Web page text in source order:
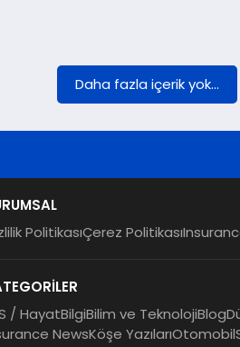
Daha fazla içerik yok...
PolitikasıÇerez Politikası
/ HayatBilgiBilim ve TeknolojiBlog
NewsKöşe YazılarıOtomobil